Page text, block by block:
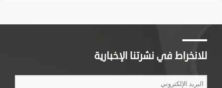
للانخراط في نشرتنا الإخبارية